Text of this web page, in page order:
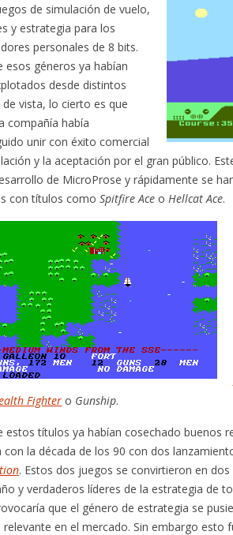
de simulación de vuelo,
y estrategia para los
personales de 8 bits.
esos géneros ya habían
desde distintos
vista, lo cierto es que
compañía había
unir con éxito comercial
y la aceptación por el gran público.
de MicroProse y rápidamente se
con títulos comoSpitfire Ace o Hellcat Ace.
Fighter o Gunship.
estos títulos ya habían cosechado buenos
con la década de los 90 con dos
. Estos dos juegos se convirtieron en
y verdaderos líderes de la estrategia de
que el género de estrategia se
relevante en el mercado. Sin embargo esto